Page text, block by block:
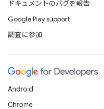
ドキュメントのバグを報告
Google Play support
調査に参加
Android
Chrome